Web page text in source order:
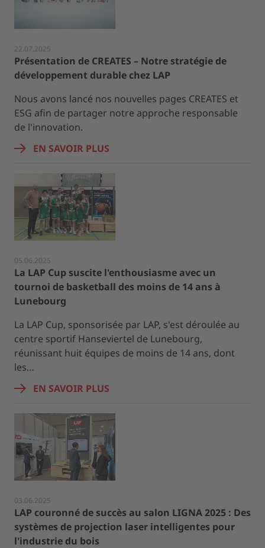
22.07.2025
Présentation de CREATES – Notre stratégie de
développement durable chez LAP
Nous avons lancé nos nouvelles pages CREATES et
ESG afin de partager notre approche responsable
de l'innovation.
EN SAVOIR PLUS
05.06.2025
La LAP Cup suscite l'enthousiasme avec un
tournoi de basketball des moins de 14 ans à
Lunebourg
La LAP Cup, sponsorisée par LAP, s'est déroulée au
centre sportif Hanseviertel de Lunebourg,
réunissant huit équipes de moins de 14 ans, dont
les…
EN SAVOIR PLUS
03.06.2025
LAP couronné de succès au salon LIGNA 2025 : Des
systèmes de projection laser intelligentes pour
l'industrie du bois